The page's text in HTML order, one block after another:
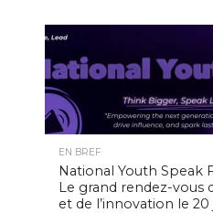
EN BREF
National Youth Speak
Le grand rendez-vous
et de l’innovation le 20